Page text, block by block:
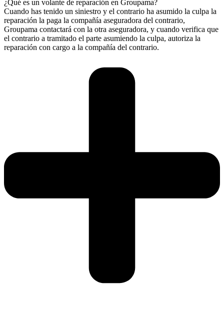
¿Qué es un volante de reparación en Groupama?
Cuando has tenido un siniestro y el contrario ha asumido la culpa la
reparación la paga la compañía aseguradora del contrario,
Groupama contactará con la otra aseguradora, y cuando verifica que
el contrario a tramitado el parte asumiendo la culpa, autoriza la
reparación con cargo a la compañía del contrario.